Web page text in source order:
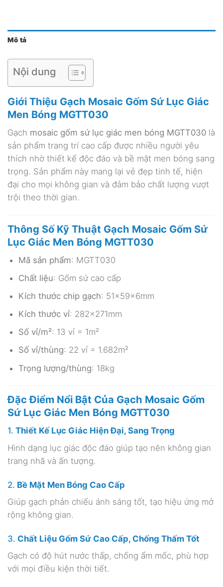
Mô tả
Nội dung
Giới Thiệu Gạch Mosaic Gốm Sứ Lục Giác
Men Bóng MGTT030
Gạch mosaic gốm sứ lục giác men bóng MGTT030 là
sản phẩm trang trí cao cấp được nhiều người yêu
thích nhờ thiết kế độc đáo và bề mặt men bóng sang
trọng. Sản phẩm này mang lại vẻ đẹp tinh tế, hiện
đại cho mọi không gian và đảm bảo chất lượng vượt
trội theo thời gian.
Thông Số Kỹ Thuật Gạch Mosaic Gốm Sứ
Lục Giác Men Bóng MGTT030
Mã sản phẩm: MGTT030
Chất liệu: Gốm sứ cao cấp
Kích thước chip gạch: 51x59x6mm
Kích thước vỉ: 282x271mm
Số vỉ/m²: 13 vỉ = 1m²
Số vỉ/thùng: 22 vỉ = 1.682m²
Trọng lượng/thùng: 18kg
Đặc Điểm Nổi Bật Của Gạch Mosaic Gốm
Sứ Lục Giác Men Bóng MGTT030
1. Thiết Kế Lục Giác Hiện Đại, Sang Trọng
Hình dạng lục giác độc đáo giúp tạo nên không gian
trang nhã và ấn tượng.
2. Bề Mặt Men Bóng Cao Cấp
Giúp gạch phản chiếu ánh sáng tốt, tạo hiệu ứng mở
rộng không gian.
3. Chất Liệu Gốm Sứ Cao Cấp, Chống Thấm Tốt
Gạch có độ hút nước thấp, chống ẩm mốc, phù hợp
với mọi điều kiện thời tiết.